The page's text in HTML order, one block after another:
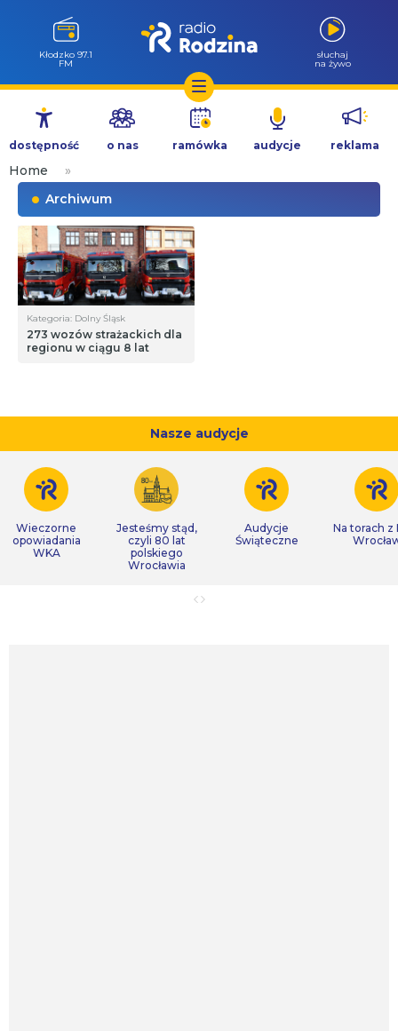
Przejdź
treści
Kłodzko 97.1
FM
słuchaj
na żywo
dostępność o nas ramówka audycje reklama
Home
»
Archiwum
Kategoria: Dolny Śląsk
273 wozów strażackich dla
regionu w ciągu 8 lat
Nasze audycje
Wieczorne
opowiadania
WKA
Jesteśmy stąd,
czyli 80 lat
polskiego
Wrocławia
Audycje
Świąteczne
Na torach z